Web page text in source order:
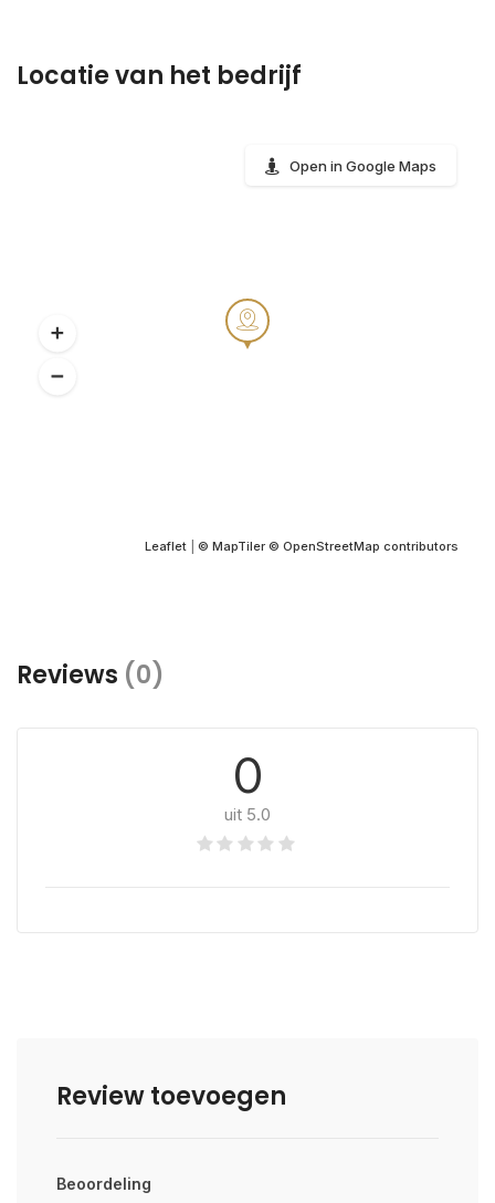
Locatie van het bedrijf
Leaflet © MapTiler © OpenStreetMap contributors
Open in Google Maps
Reviews (0)
0
uit 5.0
Review toevoegen
Beoordeling